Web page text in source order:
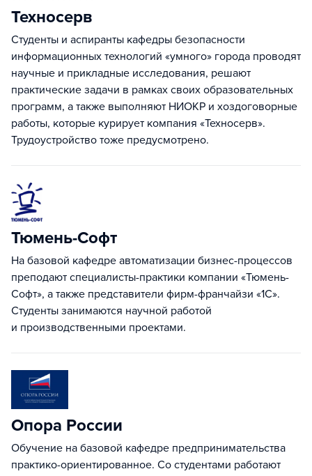
Техносерв
Студенты и аспиранты кафедры безопасности
информационных технологий «умного» города проводят
научные и прикладные исследования, решают
практические задачи в рамках своих образовательных
программ, а также выполняют НИОКР и хоздоговорные
работы, которые курирует компания «Техносерв».
Трудоустройство тоже предусмотрено.
Тюмень-Cофт
На базовой кафедре автоматизации бизнес-процессов
преподают специалисты-практики компании «Тюмень-
Софт», а также представители фирм-франчайзи «1С».
Студенты занимаются научной работой
и производственными проектами.
Опора России
Обучение на базовой кафедре предпринимательства
практико-ориентированное. Со студентами работают